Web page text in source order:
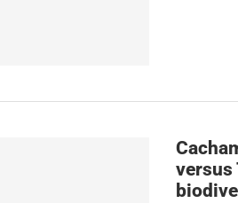
versus